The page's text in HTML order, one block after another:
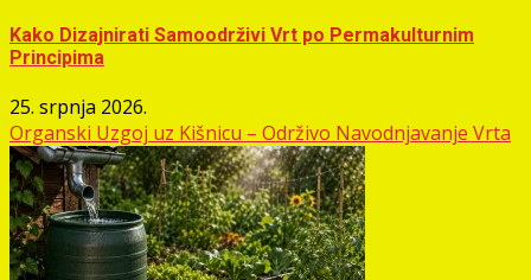
Kako Dizajnirati Samoodrživi Vrt po Permakulturnim
Principima
25. srpnja 2026.
Organski Uzgoj uz Kišnicu – Održivo Navodnjavanje Vrta